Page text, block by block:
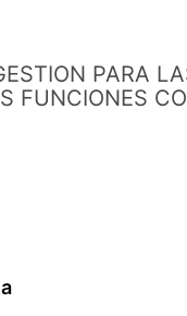
PARA
FUNCIONES